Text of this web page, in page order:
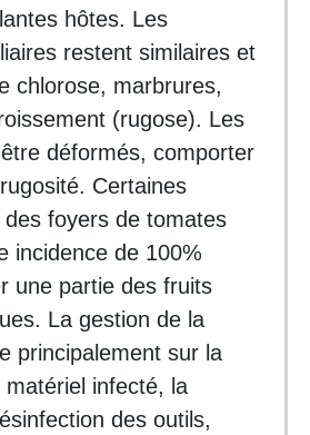
hôtes. Les
restent similaires et
chlorose, marbrures,
(rugose). Les
déformés, comporter
Certaines
foyers de tomates
incidence de 100%
une partie des fruits
La gestion de la
principalement sur la
infecté, la
des outils,